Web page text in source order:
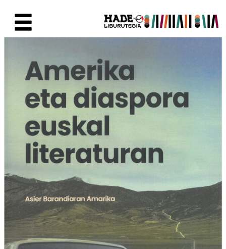
Fiche de Nouveaux Livres -